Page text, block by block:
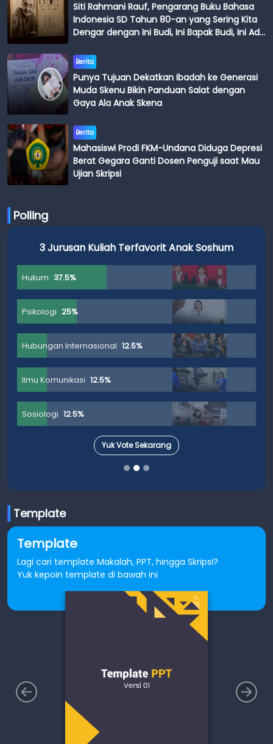
Siti Rahmani Rauf, Pengarang Buku Bahasa
Indonesia SD Tahun 80-an yang Sering Kita
Dengar dengan Ini Budi, Ini Bapak Budi, Ini Adik
Berita
Punya Tujuan Dekatkan Ibadah ke Generasi
Muda Skenu Bikin Panduan Salat dengan
Gaya Ala Anak Skena
Berita
Mahasiswi Prodi FKM-Undana Diduga Depresi
Berat Gegara Ganti Dosen Penguji saat Mau
Ujian Skripsi
Polling
3 Jurusan Kuliah Terfavorit Anak Soshum
Hukum 37.5%
Psikologi 25%
Hubungan Internasional 12.5%
Ilmu Komunikasi 12.5%
Sosiologi 12.5%
Yuk Vote Sekarang
Template
Template
Lagi cari template Makalah, PPT, hingga Skripsi?
Yuk kepoin template di bawah ini